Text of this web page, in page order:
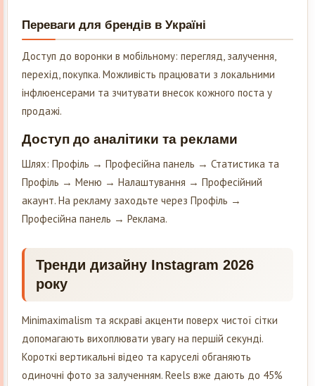
Переваги для брендів в Україні
Доступ до воронки в мобільному: перегляд, залучення,
перехід, покупка. Можливість працювати з локальними
інфлюенсерами та зчитувати внесок кожного поста у
продажі.
Доступ до аналітики та реклами
Шлях: Профіль → Професійна панель → Статистика та
Профіль → Меню → Налаштування → Професійний
акаунт. На рекламу заходьте через Профіль →
Професійна панель → Реклама.
Тренди дизайну Instagram 2026
року
Minimaximalism та яскраві акценти поверх чистої сітки
допомагають вихоплювати увагу на першій секунді.
Короткі вертикальні відео та каруселі обганяють
одиночні фото за залученням. Reels вже дають до 45%